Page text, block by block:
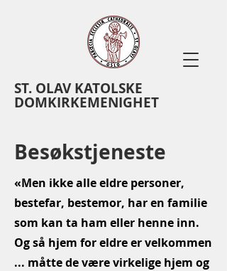
ST. OLAV KATOLSKE
DOMKIRKEMENIGHET
Besøkstjeneste
«Men ikke alle eldre personer,
bestefar, bestemor, har en familie
som kan ta ham eller henne inn.
Og så hjem for eldre er velkommen
... måtte de være virkelige hjem og